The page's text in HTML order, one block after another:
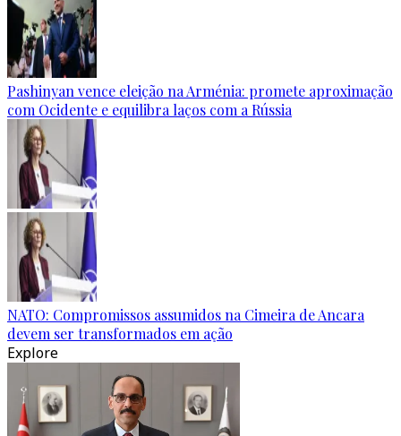
Pashinyan vence eleição na Arménia: promete aproximação
com Ocidente e equilibra laços com a Rússia
NATO: Compromissos assumidos na Cimeira de Ancara
devem ser transformados em ação
Explore